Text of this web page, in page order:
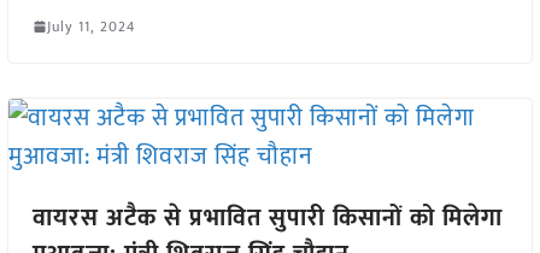
July 11, 2024
वायरस अटैक से प्रभावित सुपारी किसानों को मिलेगा